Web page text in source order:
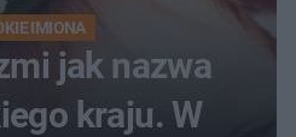
IMIONA
jak nazwa
kraju. W